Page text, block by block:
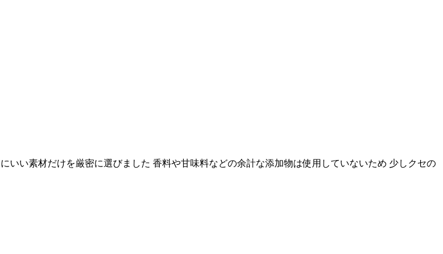
い素材だけを厳密に選びました 香料や甘味料などの余計な添加物は使用していないため 少しクセの